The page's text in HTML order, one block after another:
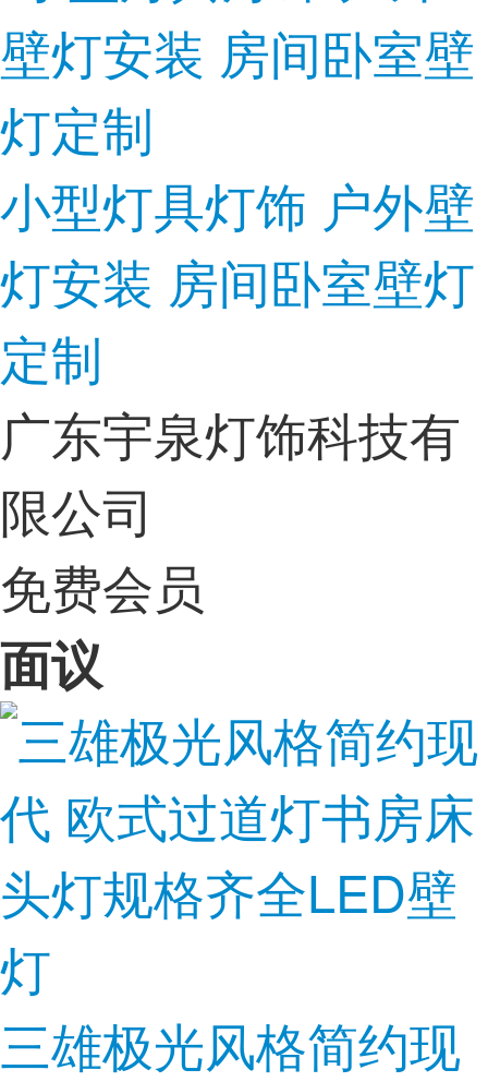
小型灯具灯饰 户外壁
灯安装 房间卧室壁灯
定制
广东宇泉灯饰科技有
限公司
免费会员
面议
三雄极光风格简约现